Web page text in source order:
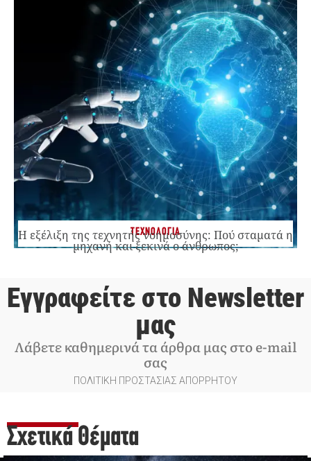
ΤΕΧΝΟΛΟΓΙΑ
Η εξέλιξη της τεχνητής νοημοσύνης: Πού σταματά η
μηχανή και ξεκινά ο άνθρωπος;
Εγγραφείτε στο Newsletter
μας
Λάβετε καθημερινά τα άρθρα μας στο e-mail
σας
ΠΟΛΙΤΙΚΗ ΠΡΟΣΤΑΣΙΑΣ ΑΠΟΡΡΗΤΟΥ
Σχετικά Θέματα